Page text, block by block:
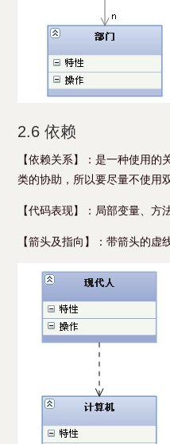
2.6 依赖
【依赖关系】：是一种使用
类的协助，所以要尽量不使用
【代码表现】：局部变量、
【箭头及指向】：带箭头的虚